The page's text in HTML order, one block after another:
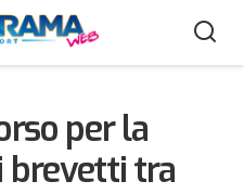
per la
brevetti tra